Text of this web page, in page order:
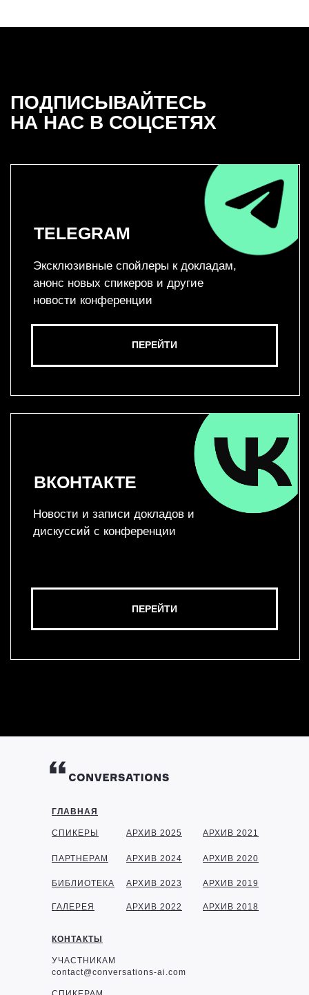
ГЛАВНАЯ
КОНТАКТЫ
СПИКЕРЫ
ПАРТНЕРАМ
БИБЛИОТЕКА
УЧАСТНИКАМ
contact@conversations-ai.com
ГАЛЕРЕЯ
АРХИВ 2025
АРХИВ 2024
АРХИВ 2023
АРХИВ 2022
АРХИВ 2021
АРХИВ 2020
АРХИВ 2019
АРХИВ 2018